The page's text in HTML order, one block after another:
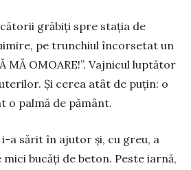
grăbiți spre stația de
pe trunchiul în­corsetat un
MĂ OMOA­RE!”. Vajnicul lup­tător
Și cerea atât de puțin: o
o palmă de pământ.
a sărit în ajutor și, cu greu, a
bucăți de beton. Peste iarnă,